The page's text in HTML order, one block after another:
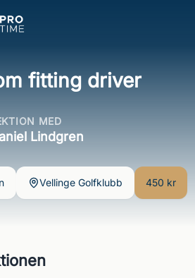
fitting driver
MED
Lindgren
Vellinge Golfklubb 450 kr